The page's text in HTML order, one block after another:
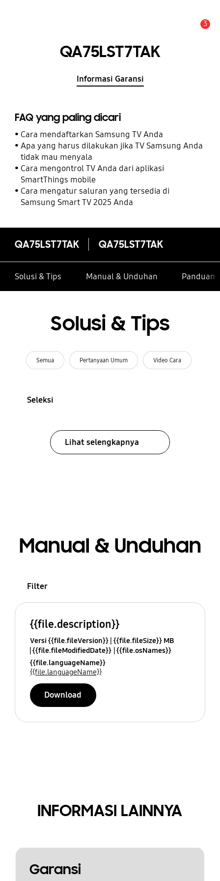
3
QA75LST7TAK
Informasi Garansi
FAQ yang paling dicari
Cara mendaftarkan Samsung TV Anda
Apa yang harus dilakukan jika TV Samsung Anda
tidak mau menyala
Cara mengontrol TV Anda dari aplikasi
SmartThings mobile
Cara mengatur saluran yang tersedia di
Samsung Smart TV 2025 Anda
QA75LST7TAK QA75LST7TAK
Solusi & Tips Manual & Unduhan Panduan
Solusi & Tips
Semua Pertanyaan Umum Video Cara
Seleksi
Lihat selengkapnya
Manual & Unduhan
Filter
{{file.description}}
Versi {{file.fileVersion}} {{file.fileSize}} MB
{{file.fileModifiedDate}} {{file.osNames}}
{{file.languageName}}
{{file.languageName}}
Download
INFORMASI LAINNYA
Garansi